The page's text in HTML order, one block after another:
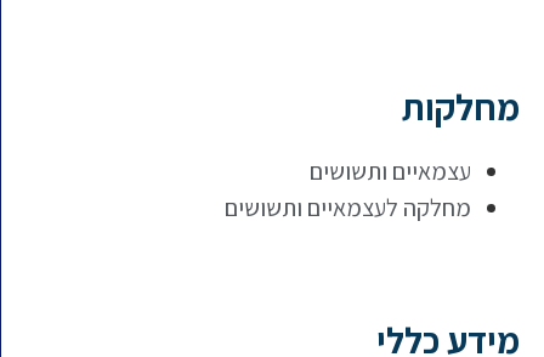
מחלקות
עצמאיים ותשושים
מחלקה לעצמאיים ותשושים
מידע כללי